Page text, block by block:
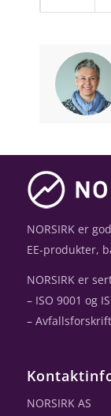
NORSIRK er
EE-produkter,
NORSIRK er
– ISO 9001 og
–
NORSIRK AS